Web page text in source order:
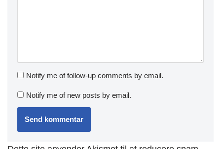
Notify me of follow-up comments by email.
Notify me of new posts by email.